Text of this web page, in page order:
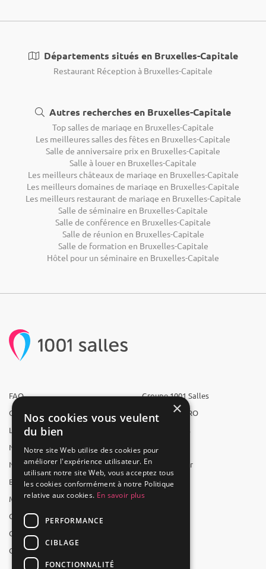
Départements situés en Bruxelles-Capitale
Restaurant Réception à Bruxelles-Capitale
Autres recherches en Bruxelles-Capitale
Top salles de mariage en Bruxelles-Capitale
Les meilleures salles des fêtes en Bruxelles-Capitale
Salle de anniversaire prix en Bruxelles-Capitale
Salle à louer en Bruxelles-Capitale
Les meilleurs châteaux de mariage en Bruxelles-Capitale
Les meilleurs domaines de mariage en Bruxelles-Capitale
Les meilleurs restaurant de mariage en Bruxelles-Capitale
Salle de séminaire en Bruxelles-Capitale
Salle de conférence en Bruxelles-Capitale
Salle de réunion en Bruxelles-Capitale
Salle de formation en Bruxelles-Capitale
Hôtel pour un séminaire en Bruxelles-Capitale
FAQ
Qui sommes-nous ?
L'équipe
Nous recrutons
Nos partenaires
Espace presse
Mentions légales
CGV
CGU
Contact
Groupe 1001 Salles
1001 Salles PRO
1001 Traiteurs
1001 Artistes
Reserverunbar
MP2
×
Nos cookies vous veulent
du bien
Notre site Web utilise des cookies pour
améliorer l'expérience utilisateur. En
utilisant notre site Web, vous acceptez tous
les cookies conformément à notre Politique
relative aux cookies. En savoir plus
PERFORMANCE
CIBLAGE
FONCTIONNALITÉ